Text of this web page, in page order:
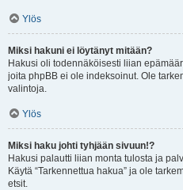
Ylös
Miksi hakuni ei löytänyt mitään?
Hakusi oli todennäköisesti liian
joita phpBB ei ole indeksoinut. Ole
valintoja.
Ylös
Miksi haku johti tyhjään sivuun!?
Hakusi palautti liian monta tulosta ja
Käytä “Tarkennettua hakua” ja ole
etsit.